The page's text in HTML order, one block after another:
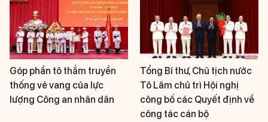
Góp phần tô thắm truyền
thống vẻ vang của lực
lượng Công an nhân dân
Tổng Bí thư, Chủ tịch nước
Tô Lâm chủ trì Hội nghị
công bố các Quyết định về
công tác cán bộ